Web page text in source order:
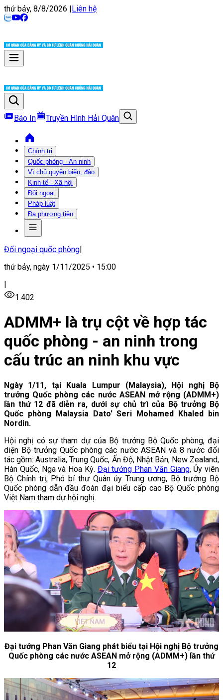
thứ bảy, 8/8/2026 |Liên hệ
Báo In Truyền Hình Hải Quân
Chính trị
Quốc phòng - An ninh
Vì chủ quyền biển, đảo
Kinh tế - Xã hội
Đối ngoại
Pháp luật
Đa phương tiện
Đối ngoại quốc phòng|
thứ bảy, ngày 1/11/2025 • 15:00
|
1.402
ADMM+ là trụ cột về hợp tác
quốc phòng - an ninh trong
cấu trúc an ninh khu vực
Ngày 1/11, tại Kuala Lumpur (Malaysia), Hội nghị Bộ
trưởng Quốc phòng các nước ASEAN mở rộng (ADMM+)
lần thứ 12 đã diễn ra, dưới sự chủ trì của Bộ trưởng Bộ
Quốc phòng Malaysia Dato' Seri Mohamed Khaled bin
Nordin.
Hội nghị có sự tham dự của Bộ trưởng Bộ Quốc phòng, đại
diện Bộ trưởng Quốc phòng các nước ASEAN và 8 nước đối
tác gồm: Australia, Trung Quốc, Ấn Độ, Nhật Bản, New Zealand,
Hàn Quốc, Nga và Hoa Kỳ. Đại tướng Phan Văn Giang, Ủy viên
Bộ Chính trị, Phó bí thư Quân ủy Trung ương, Bộ trưởng Bộ
Quốc phòng dẫn đầu đoàn đại biểu cấp cao Bộ Quốc phòng
Việt Nam tham dự hội nghị.
Đại tướng Phan Văn Giang phát biểu tại Hội nghị Bộ trưởng
Quốc phòng các nước ASEAN mở rộng (ADMM+) lần thứ
12